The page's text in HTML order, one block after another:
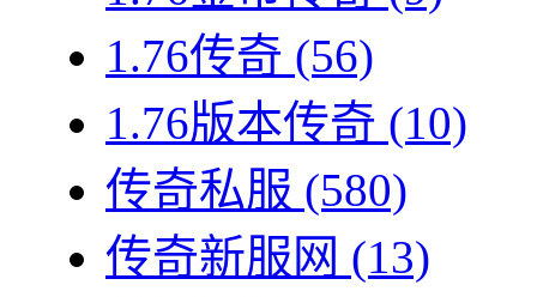
1.76传奇 (56)
1.76版本传奇 (10)
传奇私服 (580)
传奇新服网 (13)